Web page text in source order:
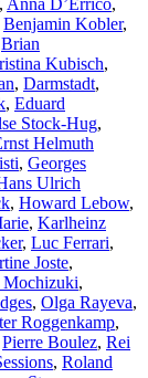
Benjamin Kobler,
Brian
Kubisch,
, Darmstadt,
, Eduard
Stock-Hug,
Helmuth
, Georges
Ulrich
, Howard Lebow,
, Karlheinz
, Luc Ferrari,
Joste,
Mochizuki,
, Olga Rayeva,
Roggenkamp,
Pierre Boulez, Rei
, Roland